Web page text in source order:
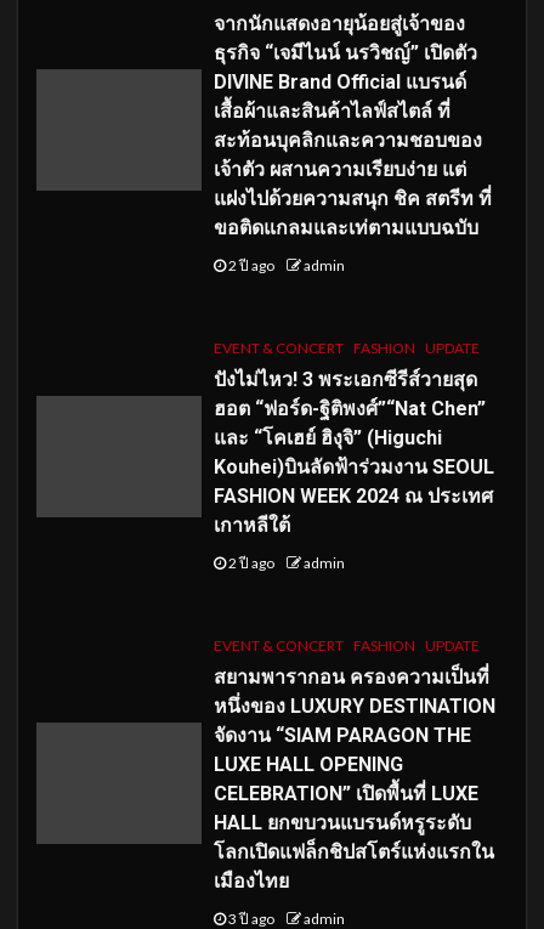
จากนักแสดงอายุน้อยสู่เจ้าของ
ธุรกิจ “เจมีไนน์ นรวิชญ์” เปิดตัว
DIVINE Brand Official แบรนด์
เสื้อผ้าและสินค้าไลฟ์สไตล์ ที่
สะท้อนบุคลิกและความชอบของ
เจ้าตัว ผสานความเรียบง่าย แต่
แฝงไปด้วยความสนุก ชิค สตรีท ที่
ขอติดแกลมและเท่ตามแบบฉบับ
2 ปี ago admin
EVENT & CONCERT FASHION UPDATE
ปังไม่ไหว! 3 พระเอกซีรีส์วายสุด
ฮอต “ฟอร์ด-ฐิติพงศ์”“Nat Chen”
และ “โคเฮย์ ฮิงุจิ” (Higuchi
Kouhei)บินลัดฟ้าร่วมงาน SEOUL
FASHION WEEK 2024 ณ ประเทศ
เกาหลีใต้
2 ปี ago admin
EVENT & CONCERT FASHION UPDATE
สยามพารากอน ครองความเป็นที่
หนึ่งของ LUXURY DESTINATION
จัดงาน “SIAM PARAGON THE
LUXE HALL OPENING
CELEBRATION” เปิดพื้นที่ LUXE
HALL ยกขบวนแบรนด์หรูระดับ
โลกเปิดแฟล็กชิปสโตร์แห่งแรกใน
เมืองไทย
3 ปี ago admin